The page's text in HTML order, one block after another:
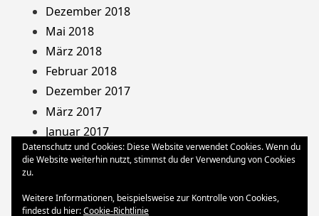
Dezember 2018
Mai 2018
März 2018
Februar 2018
Dezember 2017
März 2017
Januar 2017
August 2013
Oktober 2012
März 2012
Datenschutz und Cookies: Diese Website verwendet Cookies. Wenn du
die Website weiterhin nutzt, stimmst du der Verwendung von Cookies
zu.
Weitere Informationen, beispielsweise zur Kontrolle von Cookies,
findest du hier:Cookie-Richtlinie